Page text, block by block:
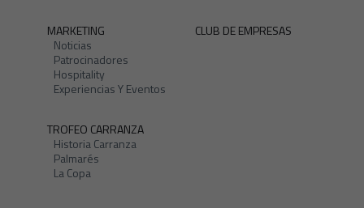
MARKETING
Noticias
Patrocinadores
Hospitality
Experiencias Y Eventos
CLUB DE EMPRESAS
TROFEO CARRANZA
Historia Carranza
Palmarés
La Copa